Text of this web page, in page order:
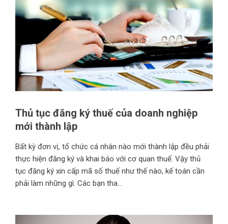
Thủ tục đăng ký thuế của doanh nghiệp
mới thành lập
Bất kỳ đơn vị, tổ chức cá nhân nào mới thành lập đều phải
thực hiện đăng ký và khai báo với cơ quan thuế. Vậy thủ
tục đăng ký xin cấp mã số thuế như thế nào, kế toán cần
phải làm những gì. Các bạn tha...